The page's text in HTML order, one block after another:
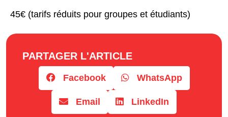
45€ (tarifs réduits pour groupes et étudiants)
PARTAGER L'ARTICLE
Facebook WhatsApp
Email LinkedIn